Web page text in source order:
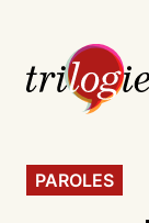
PAROLES